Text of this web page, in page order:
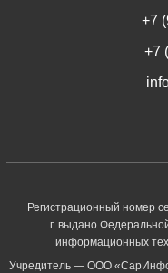
+7
+7
Регистрационный номер
г. выдано
информационных
Учредитель — ООО